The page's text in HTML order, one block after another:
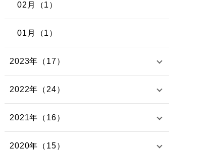
02月（1）
01月（1）
2023年（17）
2022年（24）
2021年（16）
2020年（15）